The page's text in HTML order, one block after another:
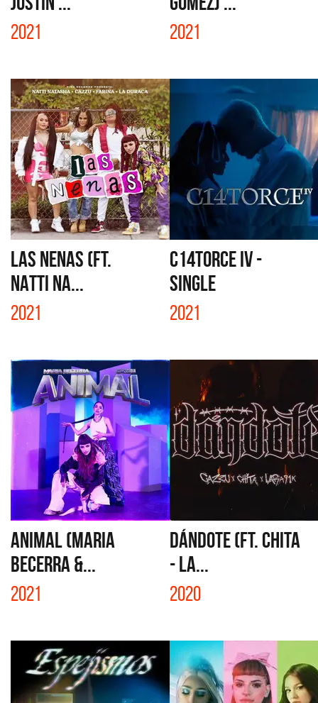
2021 2021
LAS NENAS (FT.
NATTI NA...
2021
C14TORCE IV -
SINGLE
2021
ANIMAL (MARIA
BECERRA &...
2021
DÁNDOTE (FT. CHITA
- LA...
2020